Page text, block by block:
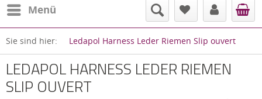
Menü
Sie sind hier: Ledapol Harness Leder Riemen Slip ouvert
LEDAPOL HARNESS LEDER RIEMEN
SLIP OUVERT